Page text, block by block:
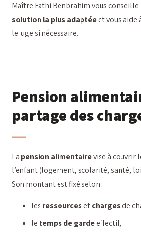
Maître Fathi Benbrahim vous conseille
solution la plus adaptéeet vous aide
le juge si nécessaire.
Pension
partage des
La pension alimentairevise à couvrir
l’enfant (logement, scolarité, santé,
Son montant est fixé selon :
les ressourcesetchargesde
le temps de gardeeffectif,